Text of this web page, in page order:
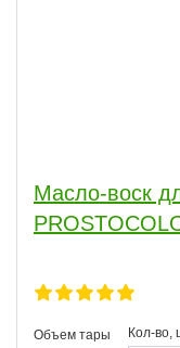
Масло-воск
Объем тары Кол-во,